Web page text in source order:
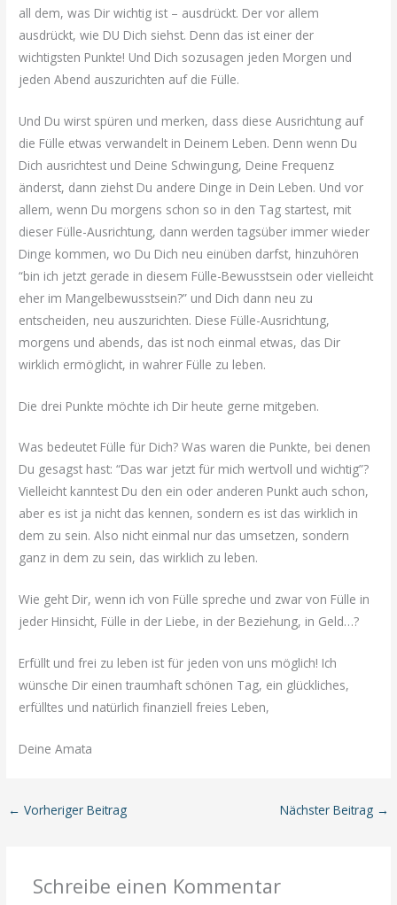
all dem, was Dir wichtig ist – ausdrückt. Der vor allem
ausdrückt, wie DU Dich siehst. Denn das ist einer der
wichtigsten Punkte! Und Dich sozusagen jeden Morgen und
jeden Abend auszurichten auf die Fülle.
Und Du wirst spüren und merken, dass diese Ausrichtung auf
die Fülle etwas verwandelt in Deinem Leben. Denn wenn Du
Dich ausrichtest und Deine Schwingung, Deine Frequenz
änderst, dann ziehst Du andere Dinge in Dein Leben. Und vor
allem, wenn Du morgens schon so in den Tag startest, mit
dieser Fülle-Ausrichtung, dann werden tagsüber immer wieder
Dinge kommen, wo Du Dich neu einüben darfst, hinzuhören
“bin ich jetzt gerade in diesem Fülle-Bewusstsein oder vielleicht
eher im Mangelbewusstsein?” und Dich dann neu zu
entscheiden, neu auszurichten. Diese Fülle-Ausrichtung,
morgens und abends, das ist noch einmal etwas, das Dir
wirklich ermöglicht, in wahrer Fülle zu leben.
Die drei Punkte möchte ich Dir heute gerne mitgeben.
Was bedeutet Fülle für Dich? Was waren die Punkte, bei denen
Du gesagst hast: “Das war jetzt für mich wertvoll und wichtig”?
Vielleicht kanntest Du den ein oder anderen Punkt auch schon,
aber es ist ja nicht das kennen, sondern es ist das wirklich in
dem zu sein. Also nicht einmal nur das umsetzen, sondern
ganz in dem zu sein, das wirklich zu leben.
Wie geht Dir, wenn ich von Fülle spreche und zwar von Fülle in
jeder Hinsicht, Fülle in der Liebe, in der Beziehung, in Geld…?
Erfüllt und frei zu leben ist für jeden von uns möglich! Ich
wünsche Dir einen traumhaft schönen Tag, ein glückliches,
erfülltes und natürlich finanziell freies Leben,
Deine Amata
← Vorheriger Beitrag Nächster Beitrag →
Schreibe einen Kommentar